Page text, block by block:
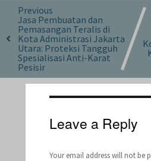
Previous
Jasa Pembuatan dan
Pemasangan Teralis di
Kota Administrasi Jakarta
Utara: Proteksi Tangguh
Spesialisasi Anti-Karat
Pesisir
Leave a Reply
Your email address will not be